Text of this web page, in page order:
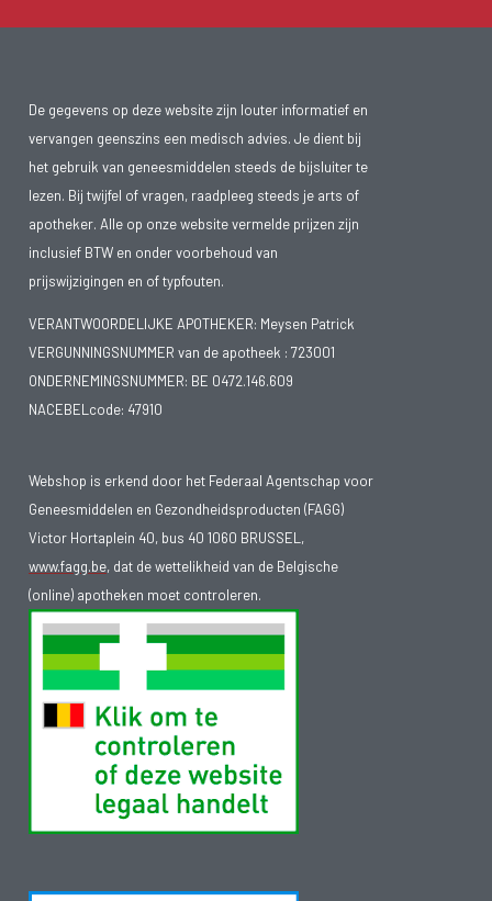
De gegevens op deze website zijn louter informatief en
vervangen geenszins een medisch advies. Je dient bij
het gebruik van geneesmiddelen steeds de bijsluiter te
lezen. Bij twijfel of vragen, raadpleeg steeds je arts of
apotheker. Alle op onze website vermelde prijzen zijn
inclusief BTW en onder voorbehoud van
prijswijzigingen en of typfouten.
VERANTWOORDELIJKE APOTHEKER: Meysen Patrick
VERGUNNINGSNUMMER van de apotheek : 723001
ONDERNEMINGSNUMMER: BE 0472.146.609
NACEBELcode: 47910
Webshop is erkend door het Federaal Agentschap voor
Geneesmiddelen en Gezondheidsproducten (FAGG)
Victor Hortaplein 40, bus 40 1060 BRUSSEL,
www.fagg.be, dat de wettelikheid van de Belgische
(online) apotheken moet controleren.